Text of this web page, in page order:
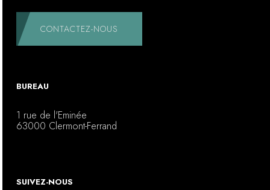
CONTACTEZ-NOUS
BUREAU
1 rue de l'Eminée
63000 Clermont-Ferrand
SUIVEZ-NOUS